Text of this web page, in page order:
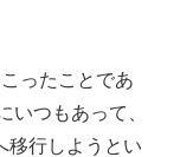
ったことであ
いつもあって、
移行しようとい